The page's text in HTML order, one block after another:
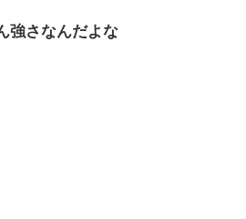
強さなんだよな